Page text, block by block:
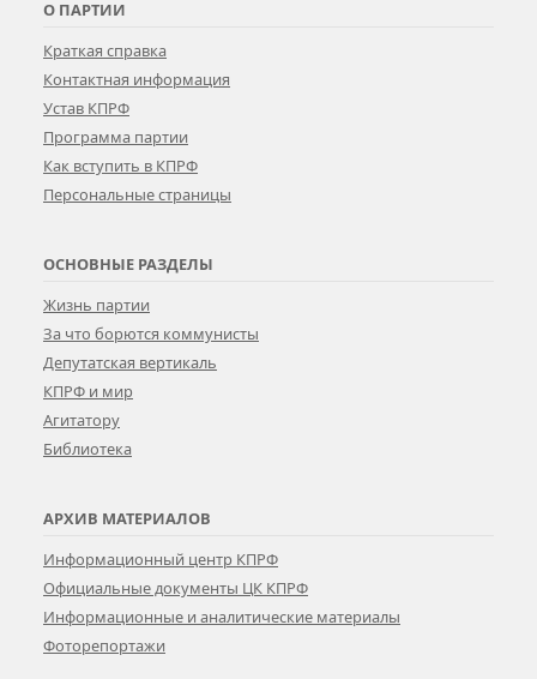
О ПАРТИИ
Краткая справка
Контактная информация
Устав КПРФ
Программа партии
Как вступить в КПРФ
Персональные страницы
ОСНОВНЫЕ РАЗДЕЛЫ
Жизнь партии
За что борются коммунисты
Депутатская вертикаль
КПРФ и мир
Агитатору
Библиотека
АРХИВ МАТЕРИАЛОВ
Информационный центр КПРФ
Официальные документы ЦК КПРФ
Информационные и аналитические материалы
Фоторепортажи